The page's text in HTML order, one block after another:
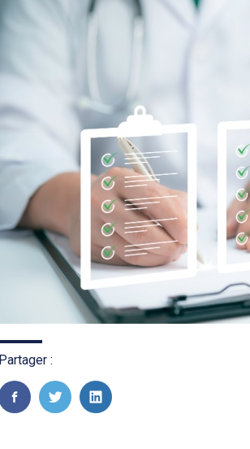
Partager :
FaceBook
TwitterLinkedIn